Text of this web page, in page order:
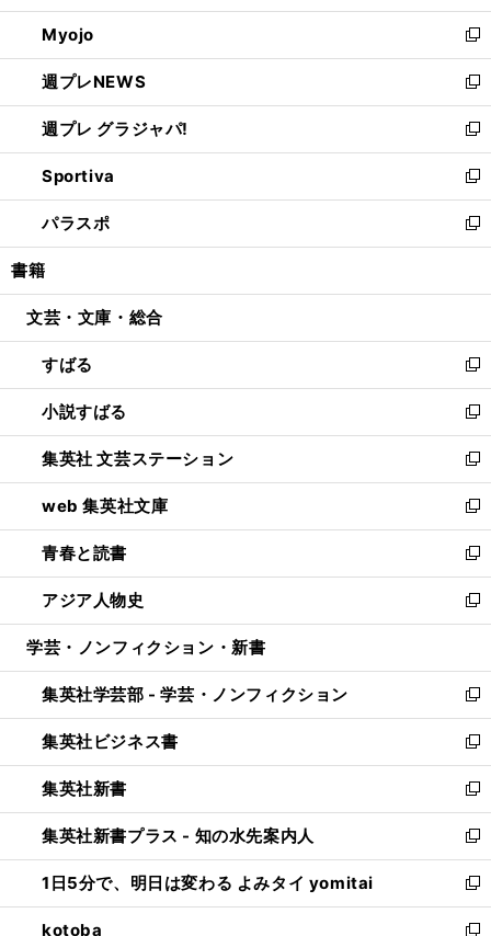
開
く
ウ
で
開
く
ン
ド
ウ
で
開
く
ウ
ィ
ン
ド
ウ
で
開
く
Myojo
新
し
い
ウ
ィ
ン
ド
ウ
で
開
週プレNEWS
新
し
い
ウ
ィ
ン
ド
ウ
開
週プレ グラジャパ!
新
し
い
ウ
ィ
ン
ウ
開
く
Sportiva
新
し
い
ウ
ン
ウ
で
開
く
パラスポ
新
し
ウ
ン
ド
ウ
で
開
く
書籍
文芸・文庫・総合
すばる
新
し
い
ウ
ィ
ン
ド
ウ
で
開
く
小説すばる
新
し
い
ウ
ィ
ン
ド
ウ
で
開
集英社 文芸ステーション
新
し
い
ウ
ィ
ン
ド
ウ
開
く
web 集英社文庫
新
し
い
ウ
ィ
ン
ウ
で
開
く
青春と読書
新
し
い
ウ
ン
ド
ウ
で
開
く
アジア人物史
新
し
ウ
ィ
ン
ド
ウ
で
開
く
学芸・ノンフィクション・新書
集英社学芸部 - 学芸・ノンフィクション
新
し
い
ウ
ィ
ン
ド
ウ
で
開
く
集英社ビジネス書
新
し
い
ウ
ィ
ン
ド
ウ
で
集英社新書
新
し
い
ウ
ィ
ン
ド
集英社新書プラス - 知の水先案内人
新
し
い
ウ
1日5分で、明日は変わる よみタイ yomitai
新
し
kotoba